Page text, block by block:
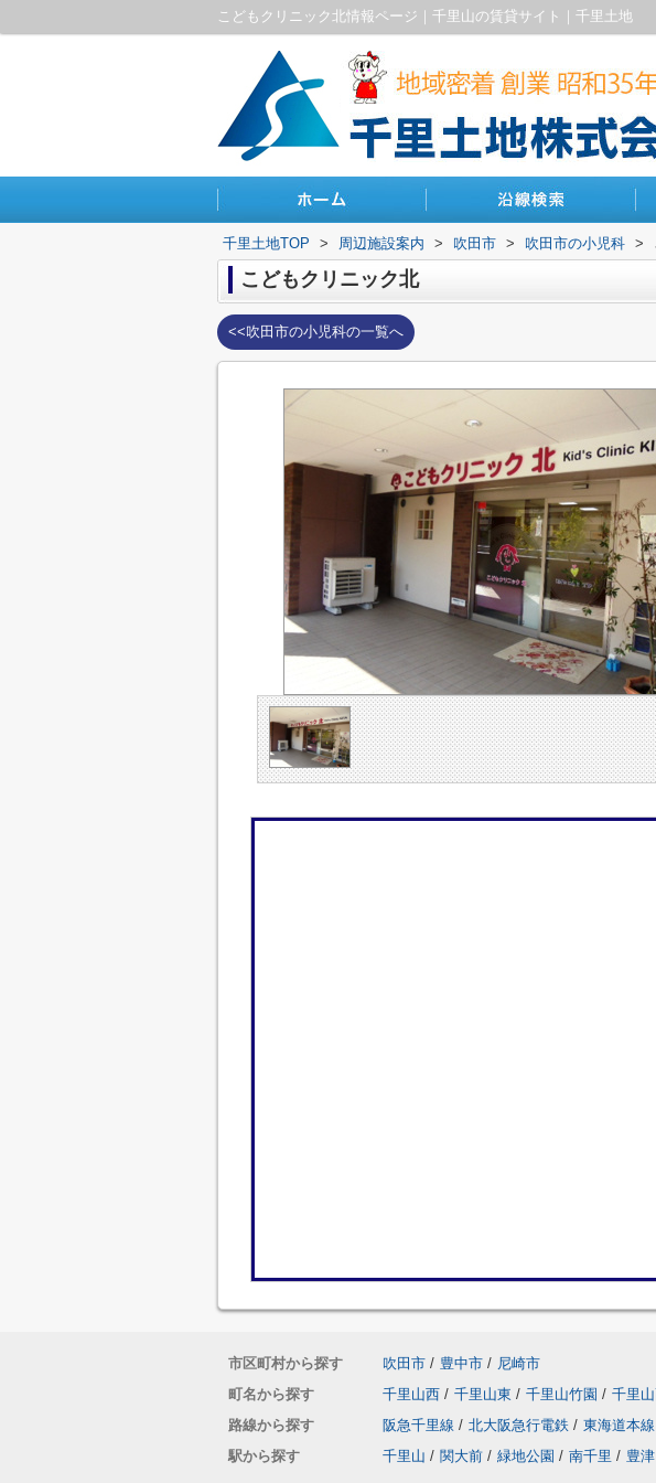
こどもクリニック北情報ページ｜千里山の賃貸サイト｜千里土地
千里土地TOP > 周辺施設案内 > 吹田市 > 吹田市の小児科 >
こどもクリニック北
<<吹田市の小児科の一覧へ
市区町村から探す 吹田市 / 豊中市 / 尼崎市
町名から探す
千里山西 / 千里山東 / 千里山竹園 / 千里
路線から探す
阪急千里線 / 北大阪急行電鉄 / 東海道本線
駅から探す
千里山 / 関大前 / 緑地公園 / 南千里 / 豊津